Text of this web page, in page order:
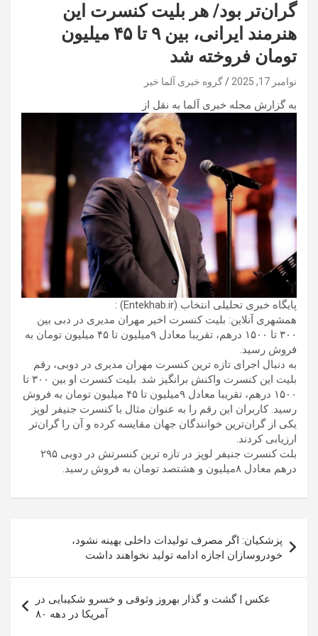
گران‌تر بود/ هر بلیت کنسرت این
هنرمند ایرانی، بین ۹ تا ۴۵ میلیون
تومان فروخته شد
نوامبر 17, 2025 گروه خبری آلما خبر
به گزارش مجله خبری آلما به نقل از
پایگاه خبری تحلیلی انتخاب (Entekhab.ir) :
همشهری آنلاین: بلیت کنسرت اخیر مهران مدیری در دبی بین
۳۰۰ تا ۱۵۰۰ درهم، تقریبا معادل ۹میلیون تا ۴۵ میلیون تومان به
فروش رسید.
به دنبال اجرای تازه ترین کنسرت مهران مدیری در دوبی، رقم
بلیت این کنسرت واکنش برانگیز شد. بلیت کنسرت او بین ۳۰۰ تا
۱۵۰۰ درهم، تقریبا معادل ۹میلیون تا ۴۵ میلیون تومان به فروش
رسید. کاربران این رقم را به عنوان مثال با کنسرت جنیفر لوپز
یکی از گران‌ترین خوانندگان جهان مقایسه کرده و آن را گران‌تر
ارزیابی کردند.
بلت کنسرت جنیفر لوپز در تازه ترین کنسرتش در دوبی ۲۹۵
درهم معادل ۸میلیون و هشتصد تومان به فروش رسید.
نوشته
پزشکیان: اگر مصرف تولیدات داخلی بهینه نشود،
خودروسازان اجازه ادامه تولید نخواهند داشت
عکس | گشت و گذار بهروز وثوقی و خسرو شکیبایی در
آمریکا در دهه ۸۰